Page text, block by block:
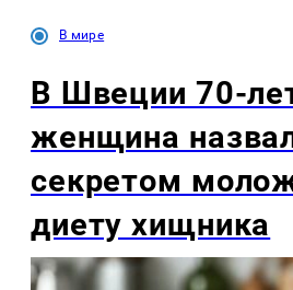
В мире
В Швеции 70-
женщина
секретом
диету хищника